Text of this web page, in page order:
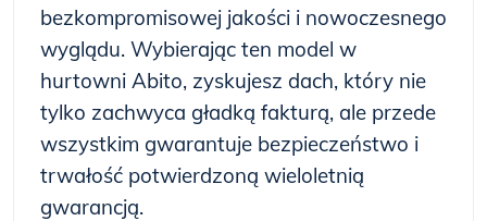
bezkompromisowej jakości i nowoczesnego
wyglądu. Wybierając ten model w
hurtowni Abito, zyskujesz dach, który nie
tylko zachwyca gładką fakturą, ale przede
wszystkim gwarantuje bezpieczeństwo i
trwałość potwierdzoną wieloletnią
gwarancją.